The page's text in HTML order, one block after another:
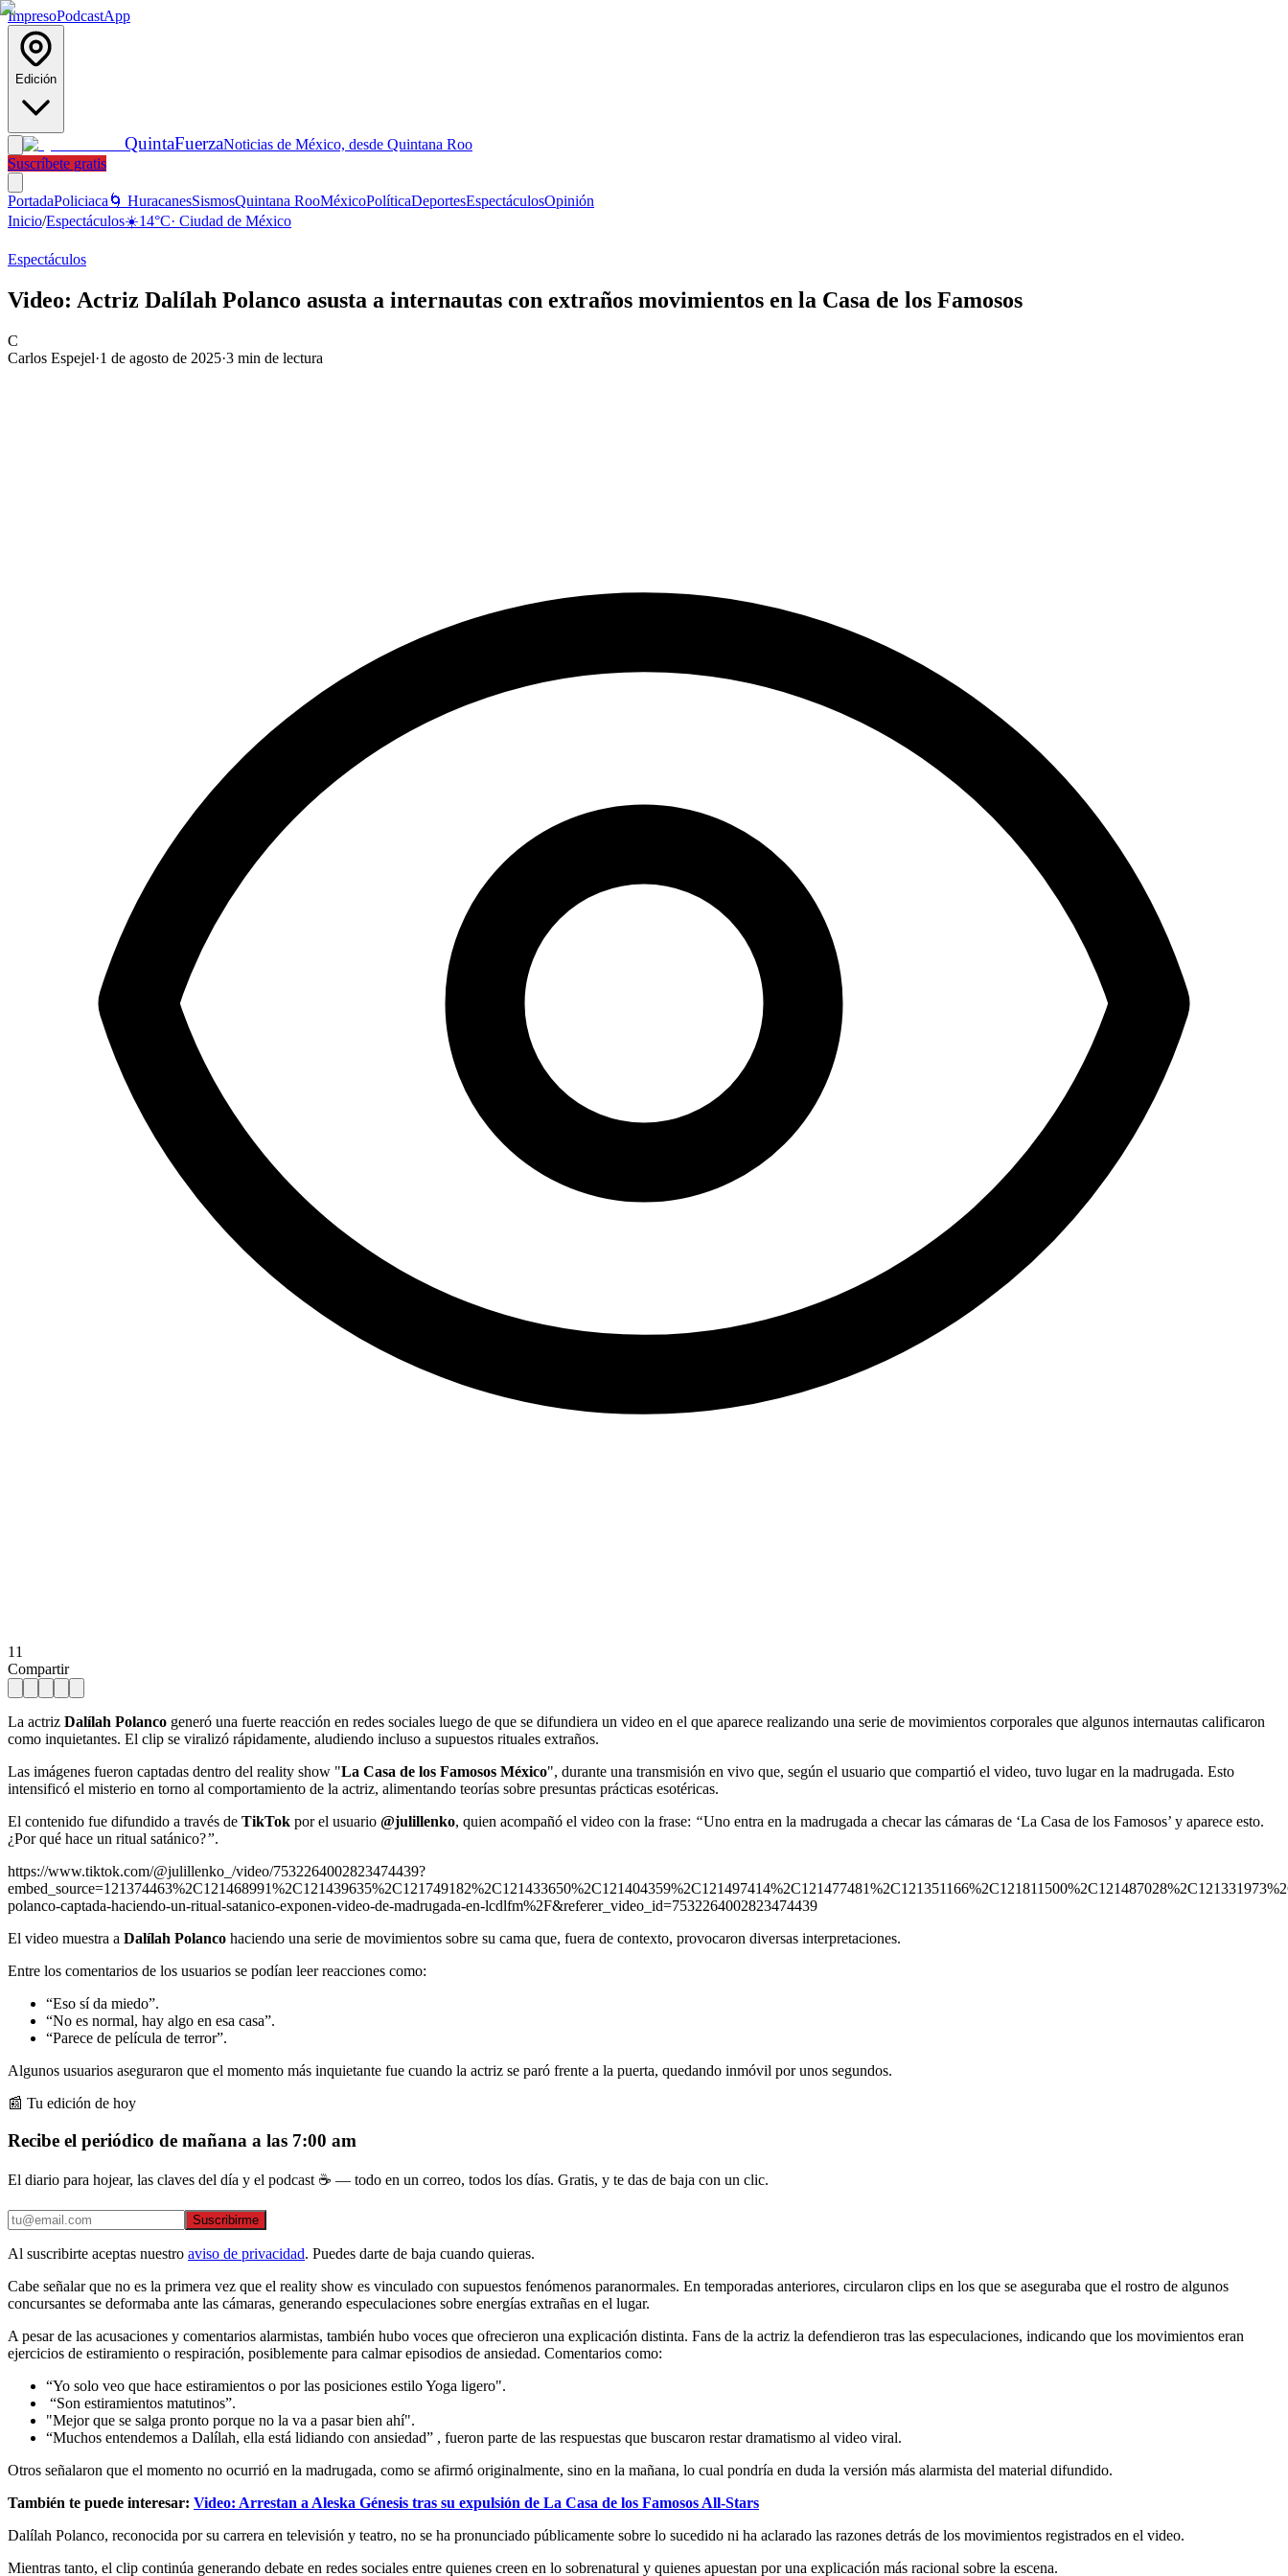
ImpresoPodcastApp
Edición
QuintaFuerzaNoticias de México, desde Quintana Roo
Suscríbete gratis
PortadaPoliciaca 🌀 HuracanesSismosQuintana RooMéxicoPolíticaDeportesEspectáculosOpinión
Inicio/Espectáculos☀️14°C· Ciudad de México
Espectáculos
Video: Actriz Dalílah Polanco asusta a internautas con extraños movimientos en la Casa de los Famosos
C
Carlos Espejel·1 de agosto de 2025·3 min de lectura
11
Compartir
La actriz Dalílah Polanco generó una fuerte reacción en redes sociales luego de que se difundiera un video en el que aparece realizando una serie de movimientos corporales que algunos internautas calificaron
como inquietantes. El clip se viralizó rápidamente, aludiendo incluso a supuestos rituales extraños.
Las imágenes fueron captadas dentro del reality show "La Casa de los Famosos México", durante una transmisión en vivo que, según el usuario que compartió el video, tuvo lugar en la madrugada. Esto
intensificó el misterio en torno al comportamiento de la actriz, alimentando teorías sobre presuntas prácticas esotéricas.
El contenido fue difundido a través de TikTok por el usuario @julillenko, quien acompañó el video con la frase: “Uno entra en la madrugada a checar las cámaras de ‘La Casa de los Famosos’ y aparece esto.
¿Por qué hace un ritual satánico?”.
https://www.tiktok.com/@julillenko_/video/7532264002823474439?
polanco-captada-haciendo-un-ritual-satanico-exponen-video-de-madrugada-en-lcdlfm%2F&referer_video_id=7532264002823474439
El video muestra a Dalílah Polanco haciendo una serie de movimientos sobre su cama que, fuera de contexto, provocaron diversas interpretaciones.
Entre los comentarios de los usuarios se podían leer reacciones como:
“Eso sí da miedo”.
“No es normal, hay algo en esa casa”.
“Parece de película de terror”.
Algunos usuarios aseguraron que el momento más inquietante fue cuando la actriz se paró frente a la puerta, quedando inmóvil por unos segundos.
📰 Tu edición de hoy
Recibe el periódico de mañana a las 7:00 am
El diario para hojear, las claves del día y el podcast ☕ — todo en un correo, todos los días. Gratis, y te das de baja con un clic.
Suscribirme
Al suscribirte aceptas nuestro aviso de privacidad. Puedes darte de baja cuando quieras.
Cabe señalar que no es la primera vez que el reality show es vinculado con supuestos fenómenos paranormales. En temporadas anteriores, circularon clips en los que se aseguraba que el rostro de algunos
concursantes se deformaba ante las cámaras, generando especulaciones sobre energías extrañas en el lugar.
A pesar de las acusaciones y comentarios alarmistas, también hubo voces que ofrecieron una explicación distinta. Fans de la actriz la defendieron tras las especulaciones, indicando que los movimientos eran
ejercicios de estiramiento o respiración, posiblemente para calmar episodios de ansiedad. Comentarios como:
“Yo solo veo que hace estiramientos o por las posiciones estilo Yoga ligero".
“Son estiramientos matutinos”.
"Mejor que se salga pronto porque no la va a pasar bien ahí".
“Muchos entendemos a Dalílah, ella está lidiando con ansiedad” , fueron parte de las respuestas que buscaron restar dramatismo al video viral.
Otros señalaron que el momento no ocurrió en la madrugada, como se afirmó originalmente, sino en la mañana, lo cual pondría en duda la versión más alarmista del material difundido.
También te puede interesar: Video: Arrestan a Aleska Génesis tras su expulsión de La Casa de los Famosos All-Stars
Dalílah Polanco, reconocida por su carrera en televisión y teatro, no se ha pronunciado públicamente sobre lo sucedido ni ha aclarado las razones detrás de los movimientos registrados en el video.
Mientras tanto, el clip continúa generando debate en redes sociales entre quienes creen en lo sobrenatural y quienes apuestan por una explicación más racional sobre la escena.